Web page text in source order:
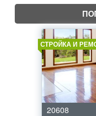
СТРОЙКА И
20608